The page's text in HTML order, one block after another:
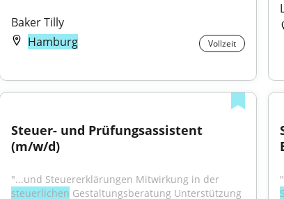
Baker Tilly
Hamburg
Vollzeit
Steuer- und Prüfungsassistent
(m/w/d)
steuerlichen Gestaltungsberatung Unterstützung